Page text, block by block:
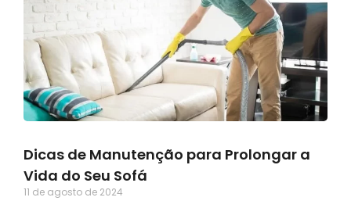
Dicas de Manutenção para Prolongar a
Vida do Seu Sofá
11 de agosto de 2024